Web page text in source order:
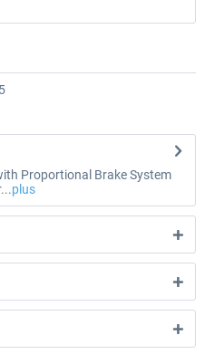
Proportional Brake System
plus